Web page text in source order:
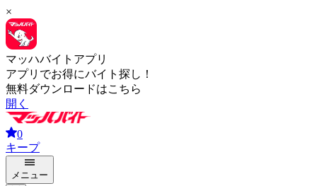
×
マッハバイトアプリ
アプリでお得にバイト探し！
無料ダウンロードはこちら
開く
0
キープ
メニュー